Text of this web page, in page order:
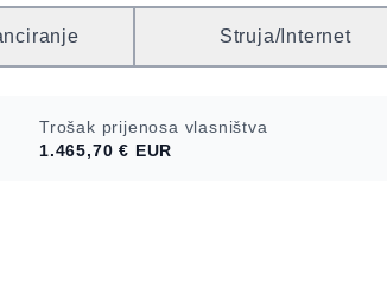
Struja/Internet
Trošak prijenosa vlasništva
1.465,70 € EUR